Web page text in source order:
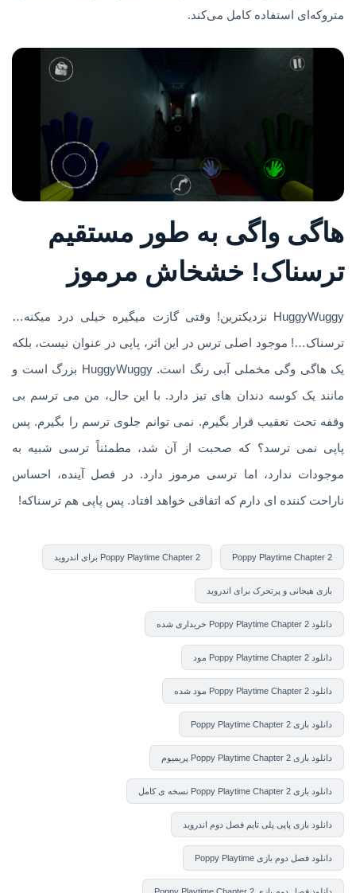
متروکه‌ای استفاده کامل می‌کند.
هاگی واگی به طور مستقیم
ترسناک! خشخاش مرموز
HuggyWuggy نزدیکترین! وقتی گازت میگیره خیلی درد میکنه…
ترسناک…! موجود اصلی ترس در این اثر، پاپی در عنوان نیست، بلکه
یک هاگی وگی مخملی آبی رنگ است. HuggyWuggy بزرگ است و
مانند یک کوسه دندان های تیز دارد. با این حال، من می ترسم بی
وقفه تحت تعقیب قرار بگیرم. نمی توانم جلوی ترسم را بگیرم. پس
پاپی نمی ترسد؟ که صحبت از آن شد، مطمئناً ترسی شبیه به
موجودات ندارد، اما ترسی مرموز دارد. در فصل آینده، احساس
ناراحت کننده ای دارم که اتفاقی خواهد افتاد. پس پاپی هم ترسناکه!
Poppy Playtime Chapter 2 Poppy Playtime Chapter 2 برای اندروید
بازی هیجانی و پرتحرک برای اندروید
دانلود Poppy Playtime Chapter 2 خریداری شده
دانلود Poppy Playtime Chapter 2 مود
دانلود Poppy Playtime Chapter 2 مود شده
دانلود بازی Poppy Playtime Chapter 2
دانلود بازی Poppy Playtime Chapter 2 پریمیوم
دانلود بازی Poppy Playtime Chapter 2 نسخه ی کامل
دانلود بازی پاپی پلی تایم فصل دوم اندروید
دانلود فصل دوم بازی Poppy Playtime